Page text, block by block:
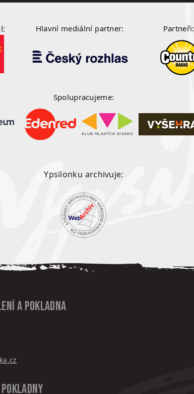
Hlavní mediální partner: Partneři:
Spolupracujeme:
Ypsilonku archivuje:
a pokladna